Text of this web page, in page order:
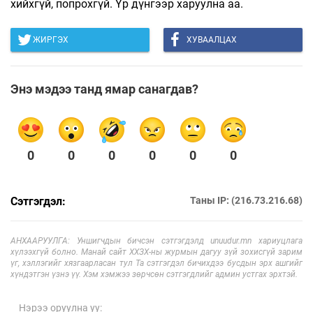
хийхгүй, попрохгүй. Үр дүнгээр харуулна аа.
ЖИРГЭХ ХУВААЛЦАХ
Энэ мэдээ танд ямар санагдав?
0 0 0 0 0 0
Сэтгэгдэл: Таны IP: (216.73.216.68)
АНХААРУУЛГА: Уншигчдын бичсэн сэтгэгдэлд unuudur.mn хариуцлага
хүлээхгүй болно. Манай сайт ХХЗХ-ны журмын дагуу зүй зохисгүй зарим
үг, хэллэгийг хязгаарласан тул Та сэтгэгдэл бичихдээ бусдын эрх ашгийг
хүндэтгэн үзнэ үү. Хэм хэмжээ зөрчсөн сэтгэгдлийг админ устгах эрхтэй.